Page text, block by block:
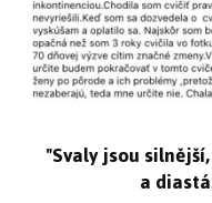
"Svaly jsou
a